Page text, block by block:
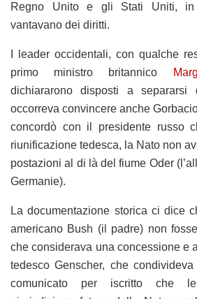
Regno Unito e gli Stati Uniti, in
vantavano dei diritti.
I leader occidentali, con qualche
primo ministro britannico
dichiararono disposti a separarsi
occorreva convincere anche
concordò con il presidente russo
riunificazione tedesca, la Nato non
postazioni al di là del fiume Oder
Germanie).
La documentazione storica ci dice
americano Bush (il padre) non
che considerava una concessione e
tedesco Genscher, che
comunicato per iscritto che